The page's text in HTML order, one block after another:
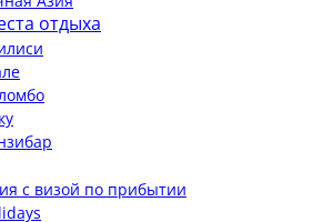
отдыха
с визой по прибытии